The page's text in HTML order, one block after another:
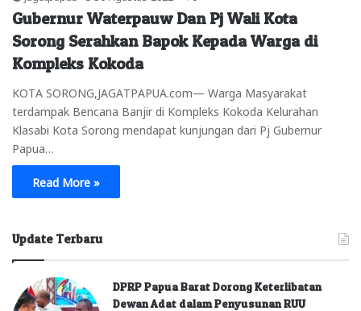
Gubernur Waterpauw Dan Pj Wali Kota
Sorong Serahkan Bapok Kepada Warga di
Kompleks Kokoda
KOTA SORONG,JAGATPAPUA.com— Warga Masyarakat
terdampak Bencana Banjir di Kompleks Kokoda Kelurahan
Klasabi Kota Sorong mendapat kunjungan dari Pj Gubernur
Papua…
Read More »
Update Terbaru
DPRP Papua Barat Dorong Keterlibatan
Dewan Adat dalam Penyusunan RUU